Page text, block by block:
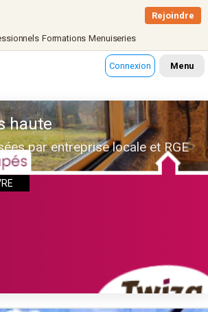
Formations Menuiseries
Rejoindre
Connexion Menu
haute
par entreprise locale et RGE